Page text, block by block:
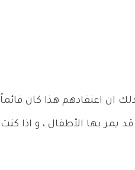
ان اعتقادهم هذا كان قائماً
يمر بها الأطفال ، و اذا كنت